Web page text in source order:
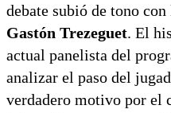
debate subió de tono
Gastón Trezeguet. El
actual panelista del
analizar el paso del
verdadero motivo por el